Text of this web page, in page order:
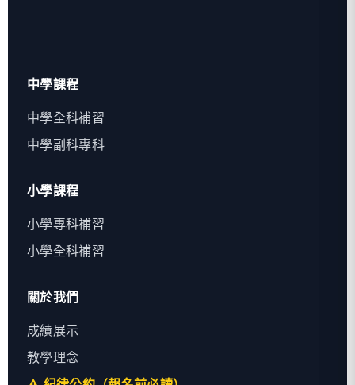
中學課程
中學全科補習
中學副科專科
小學課程
小學專科補習
小學全科補習
關於我們
成績展示
教學理念